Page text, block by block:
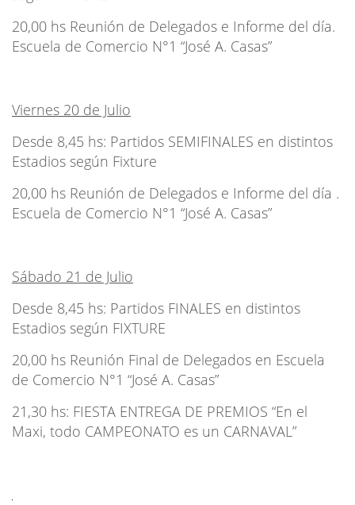
20,00 hs Reunión de Delegados e Informe del día.
Escuela de Comercio N°1 “José A. Casas”
Viernes 20 de Julio
Desde 8,45 hs: Partidos SEMIFINALES en distintos
Estadios según Fixture
20,00 hs Reunión de Delegados e Informe del día .
Escuela de Comercio N°1 “José A. Casas”
Sábado 21 de Julio
Desde 8,45 hs: Partidos FINALES en distintos
Estadios según FIXTURE
20,00 hs Reunión Final de Delegados en Escuela
de Comercio N°1 “José A. Casas”
21,30 hs: FIESTA ENTREGA DE PREMIOS “En el
Maxi, todo CAMPEONATO es un CARNAVAL”